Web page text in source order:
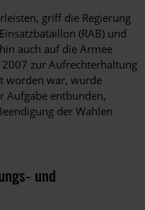
griff die Regierung
(RAB) und
auch auf die Armee
zur Aufrechterhaltung
worden war, wurde
Aufgabe entbunden,
der Wahlen
und